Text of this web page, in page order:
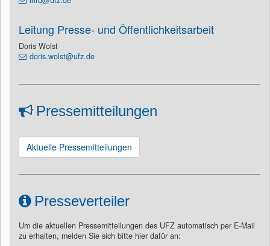
Leitung Presse- und Öffentlichkeitsarbeit
Doris Wolst
doris.wolst@ufz.de
Pressemitteilungen
Aktuelle Pressemitteilungen
Presseverteiler
Um die aktuellen Pressemitteilungen des UFZ automatisch per E-Mail
zu erhalten, melden Sie sich bitte hier dafür an: